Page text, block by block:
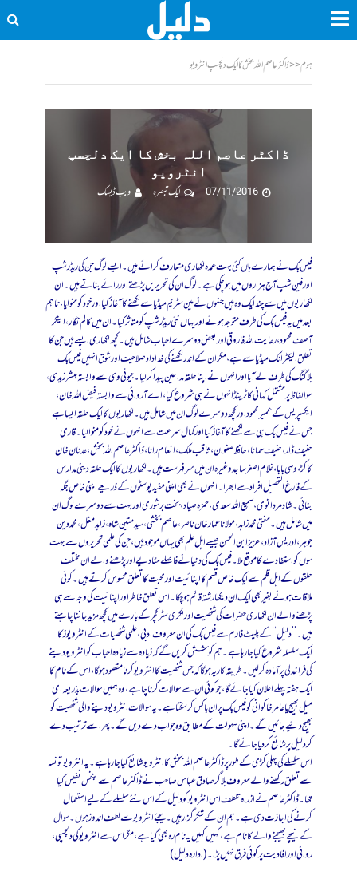
ہوم<<ڈاکٹر عاصم اللہ بخش کا ایک دلچسپ انٹرویو
ڈاکٹر عاصم اللہ بخش کا ایک دلچسپ
انٹرویو
07/11/2016
ایک تبصرہ ویب ڈیسک
فیس بک نے ہمارے ہاں کئی بہت عمدہ لکھاری متعارف کرائے ہیں۔ ایسے لوگ جن کی ریڈر شپ
اور فین شپ آج ہزاروں میں ہوچکی ہے۔ لوگ ان کی تحریریں پڑھتے اور رائے بناتے ہیں۔ ان
لکھاریوں میں سے چند ایک وہ ہیں جنہوں نے مین سٹریم میڈیا سے لکھنے کا آغاز کیا اور خود کو منوایا، تاہم
بعد میں یہ فیس بک کی طرف متوجہ ہوئے اور یہاں نئی ریڈرشپ کو متاثر کیا۔ ان میں کالم نگار، اینکر
آصف محمود ، رعایت اللہ فاروقی اور بعض دوسرے احباب شامل ہیں۔ کچھ لکھاری ایسے ہیں جن کا
تعلق الیکٹرانک میڈیا سے ہے، مگر ان کے اندر لکھنے کی خداداد صلاحیت اور شوق انہیں فیس بک
بلاگنگ کی طرف لےآیا اور انہوں نے اپنا حلقہ مداحین پیدا کرلیا۔ جیو ٹی وی سے وابستہ مبشر زیدی،
سو الفاظ پر مشتمل کہانی کا ٹرینڈ انہوں نے ہی شروع کیا، اے آر وائی سے وابستہ فیض اللہ خان،
ایکسپریس کے عمیر محمود اور کچھ دوسرے لوگ ان میں شامل ہیں۔ لکھاریوں کا ایک حلقہ ایسا ہے
جس نے فیس بک ہی سے لکھنے کا آغاز کیا اور کمال سرعت سے انہوں نے خود کو منوالیا۔ قاری
حنیف ڈار، حنیف سمانا، حافظ صفوان، ثاقب ملک، انعام رانا، ڈاکٹر عاصم اللہ بخش، عدنان خان
کاکڑ، وسی بابا، غلام اصغر ساجد وغیرہ ان میں سرفہرست ہیں۔ لکھاریوں کا ایک حلقہ دینی مدارس
کے فارغ التحصیل افراد سے ابھرا۔ انہوں نے بھی اپنی مفید پوسٹوں کے ذریعے اپنی خاص جگہ
بنائی۔ شاد مردانوی، سمیع اللہ سعدی، حمزہ صیاد، بخت برشوری اور بہت سے دوسرے لوگ ان
میں شامل ہیں۔ مفتی محمد زاہد، مولانا عمار خان ناصر، عاصم بخشی، سید متین شاہ، زاہد مغل، محمد دین
جوہر، ادریس آزاد، عزیز ابن الحسن جیسے اہل علم بھی یہاں موجود ہیں، جن کی علمی تحریروں سے بہت
سوں کو استفادے کا موقع ملا۔ فیس بک کی دنیا نے فاصلے مٹادیے اور پڑھنے والے ان مختلف
حلقوں کے اہل قلم سے ایک خاص قسم کا اپنائیت اور محبت کا تعلق محسوس کرتے ہیں۔ کوئی
ملاقات ہوئے بغیر بھی ایک ان دیکھا رشتہ قائم ہوچکا۔اس تعلق خاطر اور اپنائیت کی وجہ سے ہی
پڑھنے والے ان لکھاری حضرات کی شخصیت اور فکری سٹرکچر کے بارے میں کچھ مزید جاننا چاہتے
ہیں۔ ’’دلیل‘‘ کے پلیٹ فارم سے فیس بک کی ان معروف ادبی، علمی شخصیات کے انٹرویوز کا
ایک سلسلہ شروع کیا جارہا ہے۔ ہم کوشش کریں گے کہ زیادہ سے زیادہ احباب کو انٹرویو دینے
کی فراخدلی پرآمادہ کرلیں۔ طریقہ کار یہ ہوگا کہ جس شخصیت کا انٹرویو کرنا مقصود ہوگا، اس کے نام کا
ایک ہفتہ پہلے اعلان کیا جائے گا، جو کوئی ان سے سوالات کرنا چاہے، وہ ہمیں سوالات بذریعہ ای
میل بھیج یا عامر خاکوانی کو فیس بک پر ان باکس کرسکتا ہے۔ یہ سوالات انٹرویو دینے والی شخصیت کو
بھیج دئیے جائیں گے۔ اپنی سہولت کے مطابق وہ جواب دے دیں گے۔ پھر اسے ترتیب دے
کر دلیل پر شائع کردیا جائے گا۔
اس سلسلے کی پہلی کڑی کے طور پر ڈاکٹر عاصم اللہ بخش کا انٹرویو شائع کیا جارہا ہے۔ یہ انٹرویو تونسہ
سے تعلق رکھنے والے معروف بلاگر صادق عباس صاحب نے ڈاکٹر عاصم سے بنفس نفیس کیا
تھا۔ ڈاکٹر عاصم نے ازراہ تلطف اس انٹرویو کو دلیل کے اس نئے سلسلے کے لیے استعمال
کرنے کی اجازت دی ہے۔ ہم ان کے شکرگزار ہیں۔ لیجئے انٹرویو سے لطف اندوز ہوں۔ سوال
کے نیچے بھیجنے والے کا نام ہے، کہیں کہیں یہ نام رہ بھی گیا ہے، مگر اس سے انٹرویو کی دلچسپی،
روانی اور افادیت پر کوئی فرق نہیں پڑا۔ (ادارہ دلیل )